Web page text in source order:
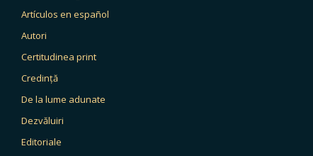
Artículos en español
Autori
Certitudinea print
Credință
De la lume adunate
Dezvăluiri
Editoriale